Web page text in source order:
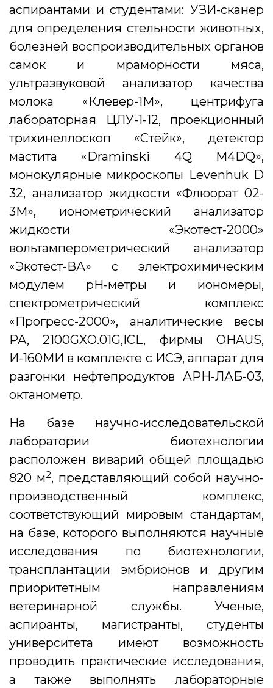
аспирантами и студентами: УЗИ-сканер
для определения стельности животных,
болезней воспроизводительных органов
самок и мраморности мяса,
ультразвуковой анализатор качества
молока «Клевер-1М», центрифуга
лабораторная ЦЛУ-1-12, проекционный
трихинеллоскоп «Стейк», детектор
мастита «Draminski 4Q M4DQ»,
монокулярные микроскопы Levenhuk D
32, анализатор жидкости «Флюорат 02-
3М», ионометрический анализатор
жидкости «Экотест-2000»
вольтамперометрический анализатор
«Экотест-ВА» с электрохимическим
модулем рН-метры и иономеры,
спектрометрический комплекс
«Прогресс-2000», аналитические весы
PA, 2100GXO.01G,ICL, фирмы OHAUS,
И-160МИ в комплекте с ИСЭ, аппарат для
разгонки нефтепродуктов АРН-ЛАБ-03,
октанометр.
На базе научно-исследовательской
лаборатории биотехнологии
расположен виварий общей площадью
820 м2, представляющий собой научно-
производственный комплекс,
соответствующий мировым стандартам,
на базе, которого выполняются научные
исследования по биотехнологии,
трансплантации эмбрионов и другим
приоритетным направлениям
ветеринарной службы. Ученые,
аспиранты, магистранты, студенты
университета имеют возможность
проводить практические исследования,
а также выполнять лабораторные